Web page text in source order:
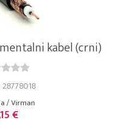
kabel (crni)
28778018
/ Virman
€